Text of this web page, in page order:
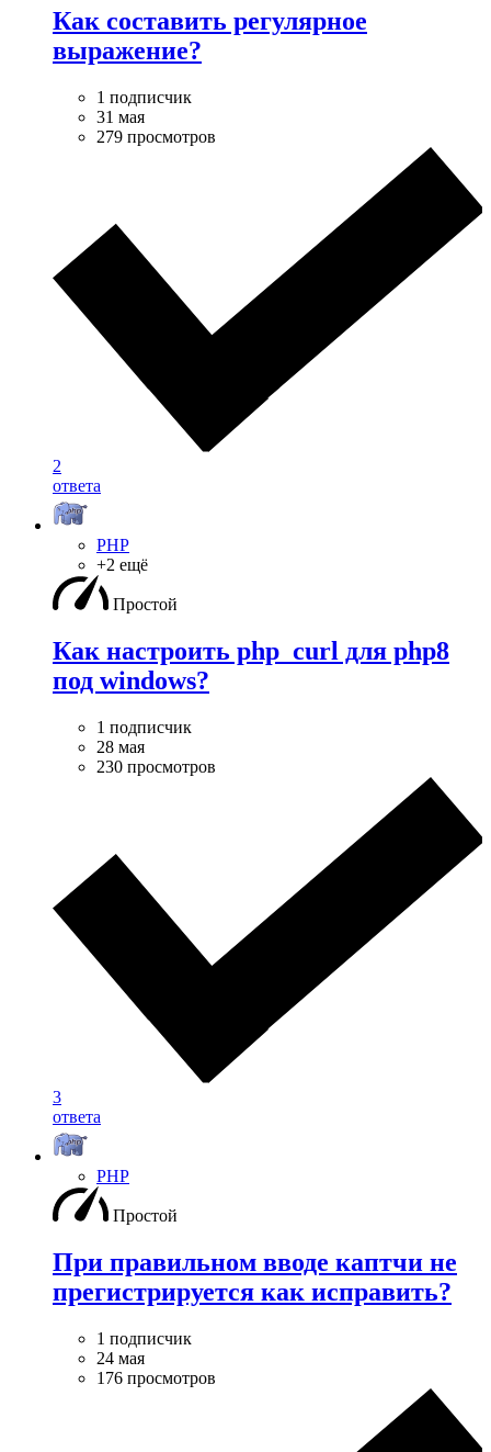
Как составить регулярное
выражение?
1 подписчик
31 мая
279 просмотров
2
ответа
PHP
+2 ещё
Простой
Как настроить php_curl для php8
под windows?
1 подписчик
28 мая
230 просмотров
3
ответа
PHP
Простой
При правильном вводе каптчи не
прегистрируется как исправить?
1 подписчик
24 мая
176 просмотров